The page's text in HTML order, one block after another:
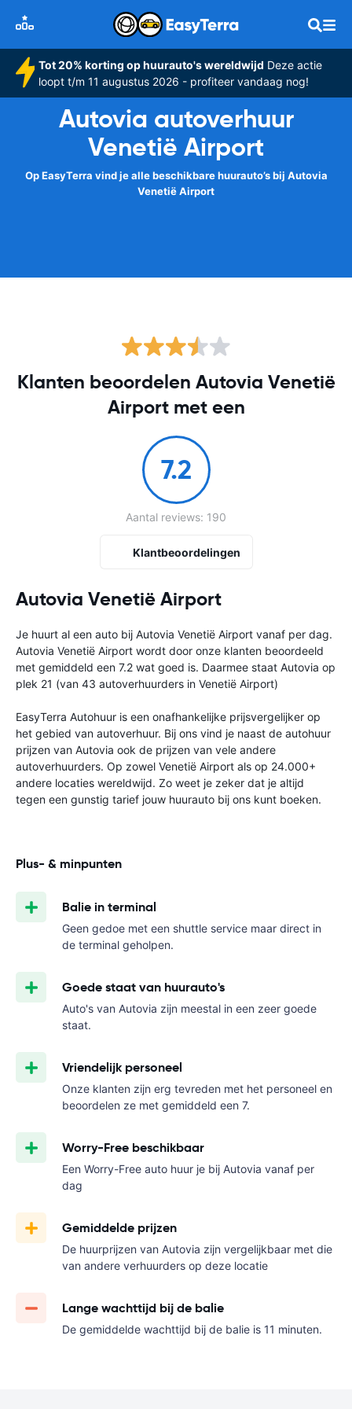
Tot 20% korting op huurauto's wereldwijd Deze actie
loopt t/m 11 augustus 2026 - profiteer vandaag nog!
Autovia autoverhuur
Venetië Airport
Op EasyTerra vind je alle beschikbare huurauto’s bij Autovia
Venetië Airport
Autovia Venetië Airport
Je huurt al een auto bij Autovia Venetië Airport vanaf per dag.
Autovia Venetië Airport wordt door onze klanten beoordeeld
met gemiddeld een 7.2 wat goed is. Daarmee staat Autovia op
plek 21 (van 43 autoverhuurders in Venetië Airport)
EasyTerra Autohuur is een onafhankelijke prijsvergelijker op
het gebied van autoverhuur. Bij ons vind je naast de autohuur
prijzen van Autovia ook de prijzen van vele andere
autoverhuurders. Op zowel Venetië Airport als op 24.000+
andere locaties wereldwijd. Zo weet je zeker dat je altijd
tegen een gunstig tarief jouw huurauto bij ons kunt boeken.
Plus- & minpunten
Balie in terminal
Geen gedoe met een shuttle service maar direct in
de terminal geholpen.
Goede staat van huurauto's
Auto's van Autovia zijn meestal in een zeer goede
staat.
Vriendelijk personeel
Onze klanten zijn erg tevreden met het personeel en
beoordelen ze met gemiddeld een 7.
Worry-Free beschikbaar
Een Worry-Free auto huur je bij Autovia vanaf per
dag
Gemiddelde prijzen
De huurprijzen van Autovia zijn vergelijkbaar met die
van andere verhuurders op deze locatie
Lange wachttijd bij de balie
De gemiddelde wachttijd bij de balie is 11 minuten.
Klanten beoordelen Autovia Venetië
Airport met een
7.2
Aantal reviews: 190
Klantbeoordelingen